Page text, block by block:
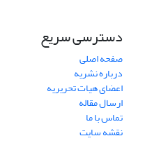
دسترسی سریع
صفحه اصلی
درباره نشریه
اعضای هیات تحریریه
ارسال مقاله
تماس با ما
نقشه سایت